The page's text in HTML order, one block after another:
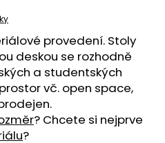
provedení. Stoly
deskou se rozhodně
a studentských
vč. open space,
? Chcete si nejprve
?